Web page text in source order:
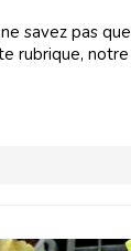
savez pas
rubrique,